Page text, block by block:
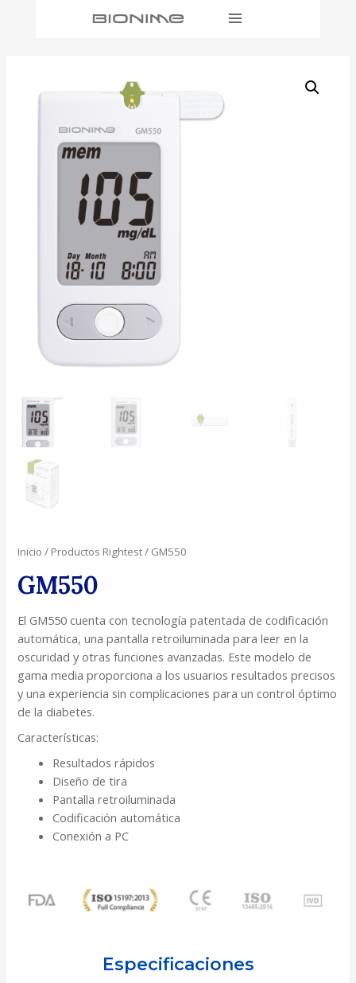
Inicio / Productos Rightest/ GM550
GM550
El GM550 cuenta con tecnología patentada de codificación
automática, una pantalla retroiluminada para leer en la
oscuridad y otras funciones avanzadas. Este modelo de
gama media proporciona a los usuarios resultados precisos
y una experiencia sin complicaciones para un control óptimo
de la diabetes.
Características:
Resultados rápidos
Diseño de tira
Pantalla retroiluminada
Codificación automática
Conexión a PC
Especificaciones